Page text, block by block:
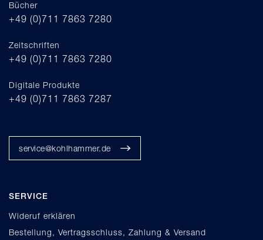
Bücher
+49 (0)711 7863 7280
Zeitschriften
+49 (0)711 7863 7280
Digitale Produkte
+49 (0)711 7863 7287
service@kohlhammer.de
SERVICE
Wideruf erklären
Bestellung, Vertragsschluss, Zahlung & Versand